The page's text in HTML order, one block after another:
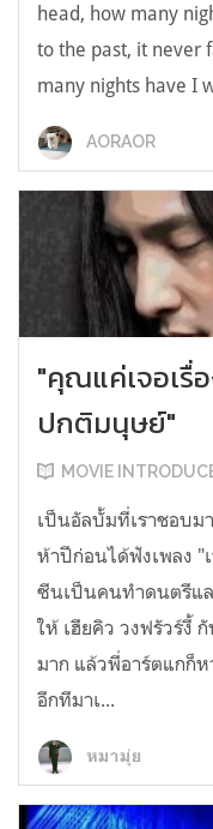
head, how many
to the past, it never
many nights have I
AORAOR
"คุณแค่เจอเรื่
ปกติมนุษย์"
MOVIE
เป็นอัลบั้มที่เราชอบม
ห้าปีก่อนได้ฟังเพลง "
ซีนเป็นคนทำดนตรีแล
ให้ เฮียคิว วงฟรัวร์งี้
มาก แล้วพี่อาร์ตแกก็
อีกทีมาเ...
หมามุ่ย